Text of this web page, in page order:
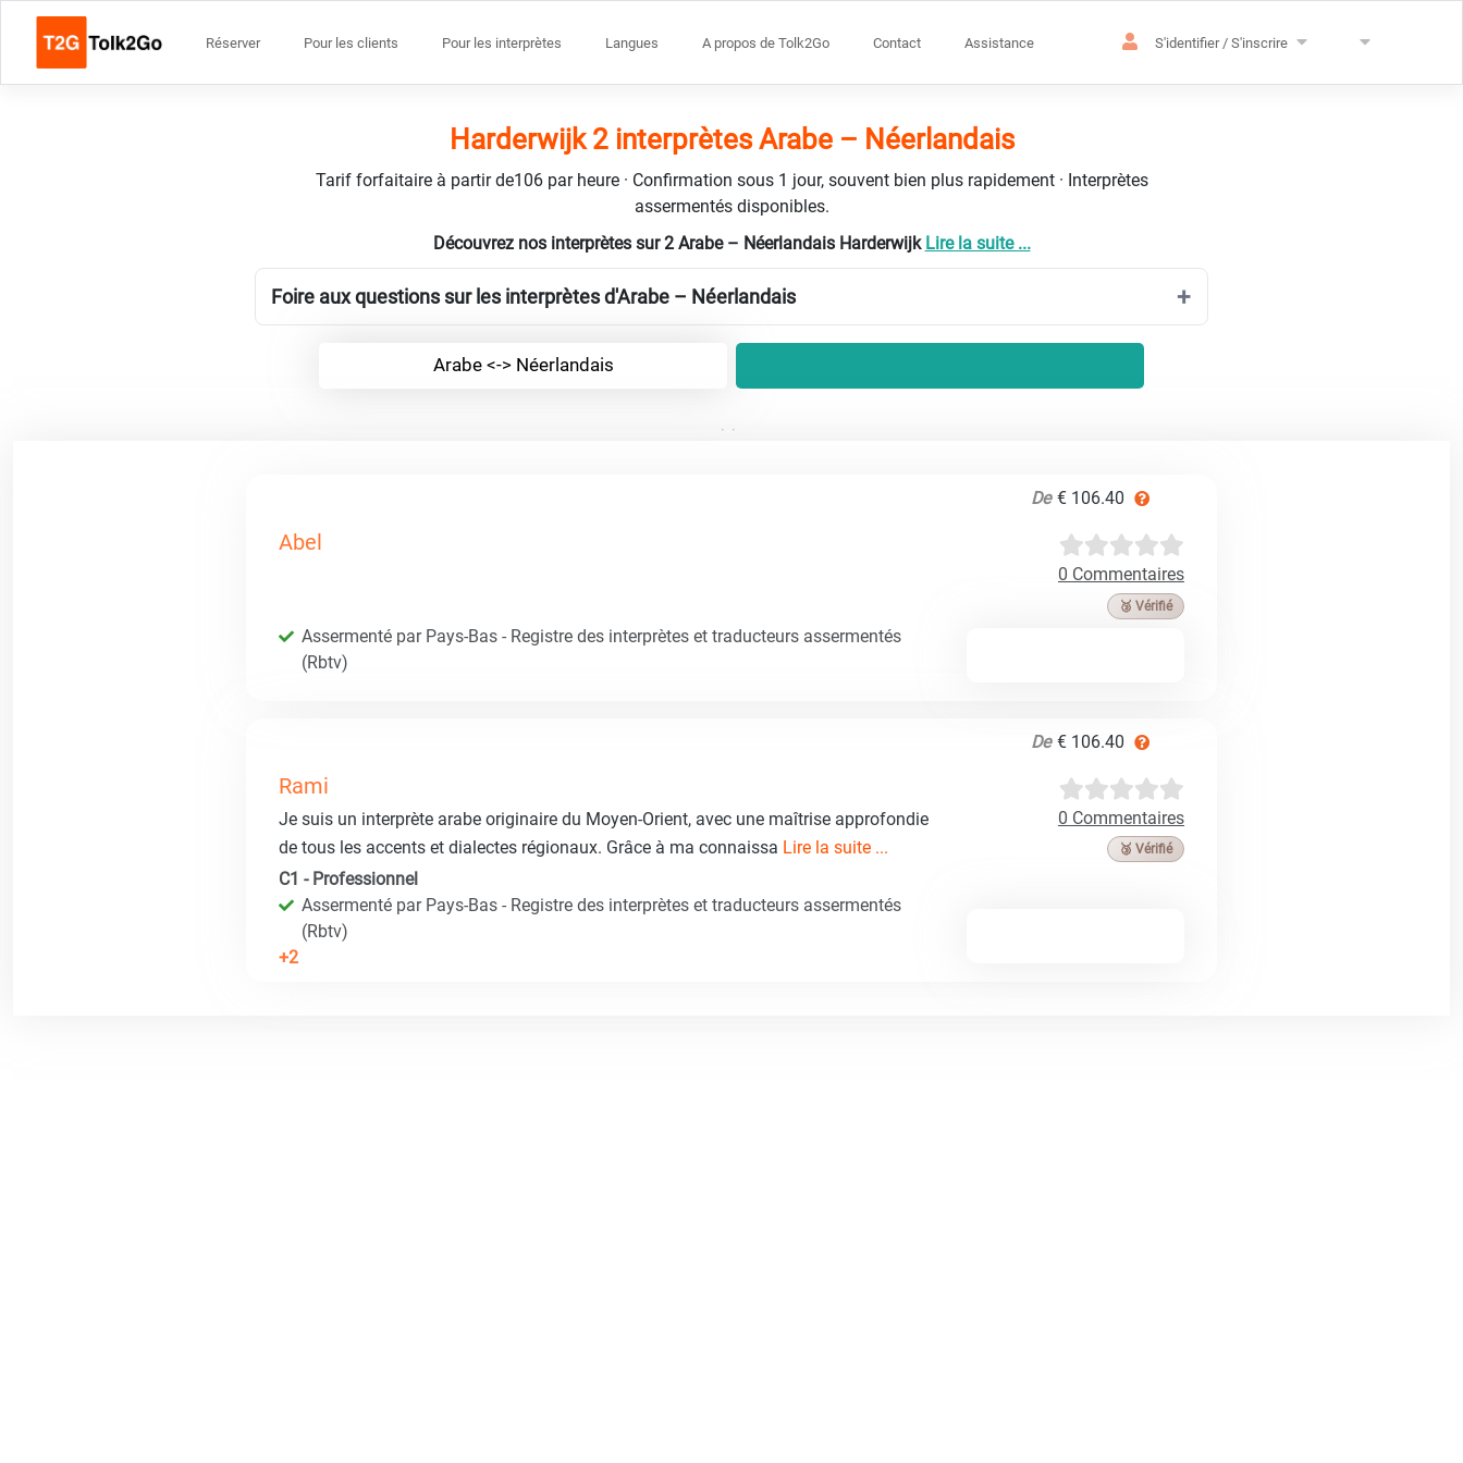
Réserver Pour les clients Pour les interprètes Langues A propos de Tolk2Go Contact Assistance S'identifier / S'inscrire
Harderwijk 2 interprètes Arabe – Néerlandais
Tarif forfaitaire à partir de106 par heure · Confirmation sous 1 jour, souvent bien plus rapidement · Interprètes
assermentés disponibles.
Découvrez nos interprètes sur 2 Arabe – Néerlandais Harderwijk Lire la suite ...
Foire aux questions sur les interprètes d'Arabe – Néerlandais
Arabe <-> Néerlandais
De € 106.40
Abel
0 Commentaires
🥉 Vérifié
Assermenté par Pays-Bas - Registre des interprètes et traducteurs assermentés
(Rbtv)
De € 106.40
Rami
0 Commentaires
🥉 Vérifié
Je suis un interprète arabe originaire du Moyen-Orient, avec une maîtrise approfondie
de tous les accents et dialectes régionaux. Grâce à ma connaissa Lire la suite ...
C1 - Professionnel
Assermenté par Pays-Bas - Registre des interprètes et traducteurs assermentés
(Rbtv)
+2